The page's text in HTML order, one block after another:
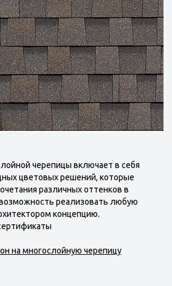
черепицы включает в себя
цветовых решений, которые
различных оттенков в
реализовать любую
концепцию.
на многослойную черепицу